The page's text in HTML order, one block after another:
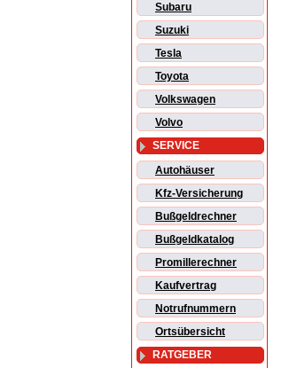
Subaru
Suzuki
Tesla
Toyota
Volkswagen
Volvo
SERVICE
Autohäuser
Kfz-Versicherung
Bußgeldrechner
Bußgeldkatalog
Promillerechner
Kaufvertrag
Notrufnummern
Ortsübersicht
RATGEBER